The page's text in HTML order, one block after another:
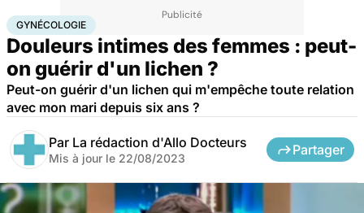
AccueilSantéMaladies Gynécologie
GYNÉCOLOGIE
Douleurs intimes des femmes : peut-
on guérir d'un lichen ?
Peut-on guérir d'un lichen qui m'empêche toute relation
avec mon mari depuis six ans ?
Par La rédaction d'Allo Docteurs
Mis à jour le 22/08/2023
Partager